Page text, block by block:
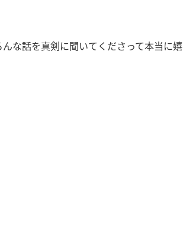
な話を真剣に聞いてくださって本当に嬉